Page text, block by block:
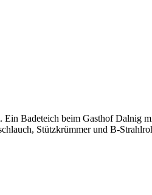
Badeteich beim Gasthof Dalnig
Stützkrümmer und B-